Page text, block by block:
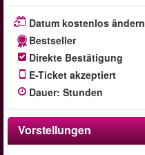
Datum kostenlos ändern
Bestseller
Direkte Bestätigung
E-Ticket akzeptiert
Dauer: Stunden
Vorstellungen